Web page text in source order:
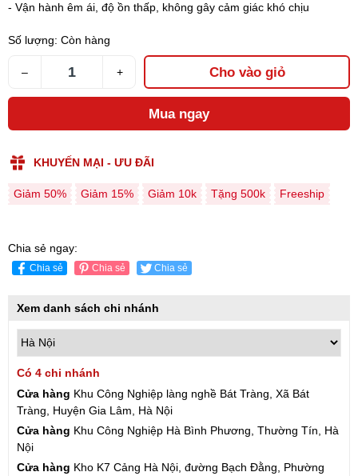
- Vận hành êm ái, độ ồn thấp, không gây cảm giác khó chịu
Số lượng: Còn hàng
– + Cho vào giỏ
Mua ngay
KHUYẾN MẠI - ƯU ĐÃI
Giảm 50% Giảm 15% Giảm 10k Tặng 500k Freeship
Chia sẻ ngay:
Chia sẻ Chia sẻ Chia sẻ
Xem danh sách chi nhánh
Có 4 chi nhánh
Cửa hàng Khu Công Nghiệp làng nghề Bát Tràng, Xã Bát
Tràng, Huyện Gia Lâm, Hà Nội
Cửa hàng Khu Công Nghiệp Hà Bình Phương, Thường Tín, Hà
Nội
Cửa hàng Kho K7 Cảng Hà Nội, đường Bạch Đằng, Phường